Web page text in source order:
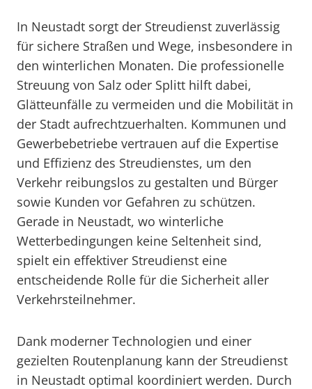
In Neustadt sorgt der Streudienst zuverlässig
für sichere Straßen und Wege, insbesondere in
den winterlichen Monaten. Die professionelle
Streuung von Salz oder Splitt hilft dabei,
Glätteunfälle zu vermeiden und die Mobilität in
der Stadt aufrechtzuerhalten. Kommunen und
Gewerbebetriebe vertrauen auf die Expertise
und Effizienz des Streudienstes, um den
Verkehr reibungslos zu gestalten und Bürger
sowie Kunden vor Gefahren zu schützen.
Gerade in Neustadt, wo winterliche
Wetterbedingungen keine Seltenheit sind,
spielt ein effektiver Streudienst eine
entscheidende Rolle für die Sicherheit aller
Verkehrsteilnehmer.
Dank moderner Technologien und einer
gezielten Routenplanung kann der Streudienst
in Neustadt optimal koordiniert werden. Durch